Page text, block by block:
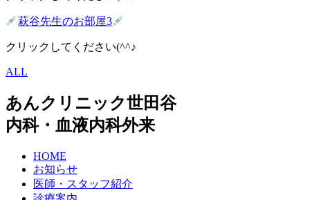
萩谷先生のお部屋3
クリックしてください(^^♪
ALL
あんクリニック世田谷
内科・血液内科外来
HOME
お知らせ
医師・スタッフ紹介